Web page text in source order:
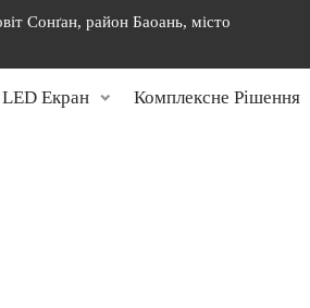
Сонґан, район Баоань, місто
LED Екран Комплексне Рішення